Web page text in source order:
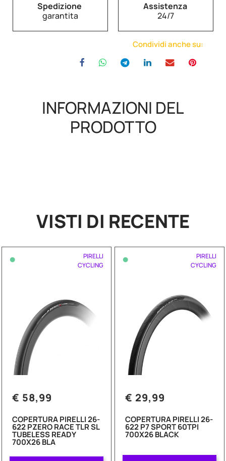
Spedizione
garantita
Assistenza
24/7
Condividi anche su:
INFORMAZIONI DEL
PRODOTTO
VISTI DI RECENTE
•
PIRELLI
CYCLING
€ 58,99
COPERTURA PIRELLI 26-
622 PZERO RACE TLR SL
TUBELESS READY
700X26 BLA
•
PIRELLI
CYCLING
€ 29,99
COPERTURA PIRELLI 26-
622 P7 SPORT 60TPI
700X26 BLACK